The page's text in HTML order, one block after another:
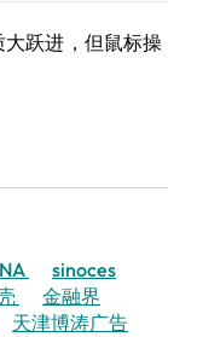
大跃进，但鼠标操
sinoces
金融界
天津博涛广告